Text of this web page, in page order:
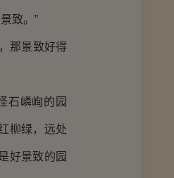
致。”
那景致好得
石嶙峋的园
柳绿，远处
好景致的园